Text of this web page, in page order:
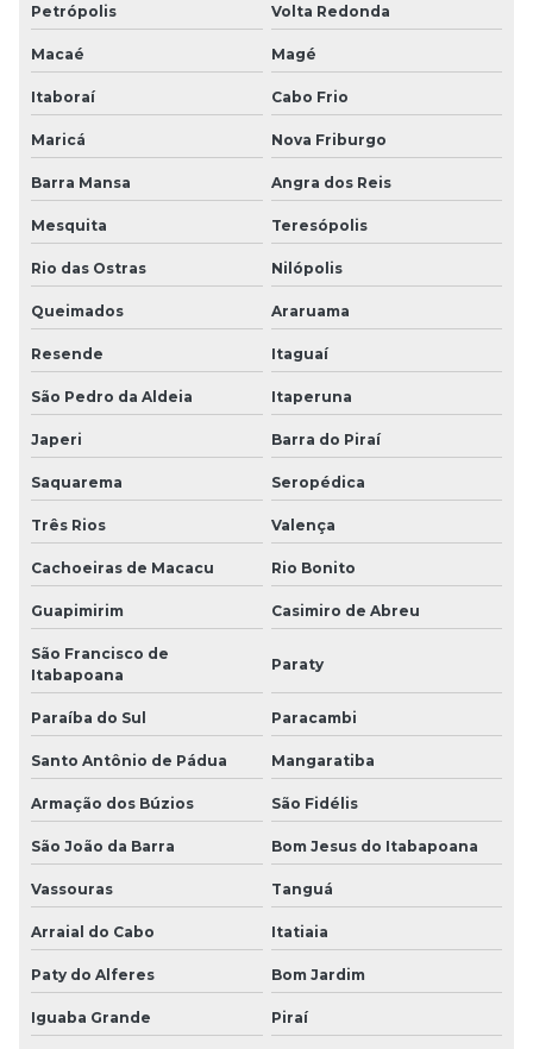
Petrópolis Volta Redonda
Macaé Magé
Itaboraí Cabo Frio
Maricá Nova Friburgo
Barra Mansa Angra dos Reis
Mesquita Teresópolis
Rio das Ostras Nilópolis
Queimados Araruama
Resende Itaguaí
São Pedro da Aldeia Itaperuna
Japeri Barra do Piraí
Saquarema Seropédica
Três Rios Valença
Cachoeiras de Macacu Rio Bonito
Guapimirim Casimiro de Abreu
São Francisco de
Itabapoana
Paraty
Paraíba do Sul Paracambi
Santo Antônio de Pádua Mangaratiba
Armação dos Búzios São Fidélis
São João da Barra Bom Jesus do Itabapoana
Vassouras Tanguá
Arraial do Cabo Itatiaia
Paty do Alferes Bom Jardim
Iguaba Grande Piraí